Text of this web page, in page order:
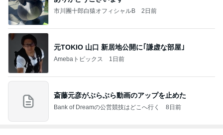
市川團十郎白猿オフィシャルB 2日前
元TOKIO 山口 新居地公開に｢謙虚な部屋｣
Amebaトピックス 1日前
斎藤元彦がぶらぶら動画のアップを止めた
Bank of Dreamの公営競技はどこへ行く 8日前